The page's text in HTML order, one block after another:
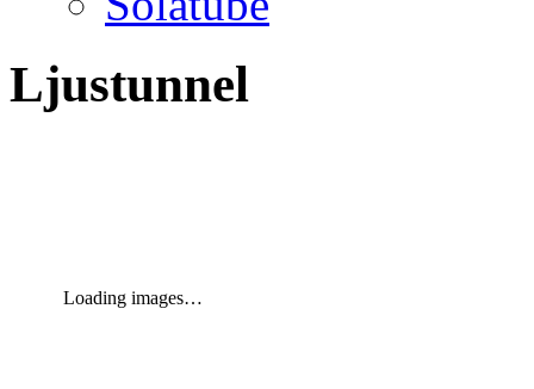
Ljustunnel
Loading images…